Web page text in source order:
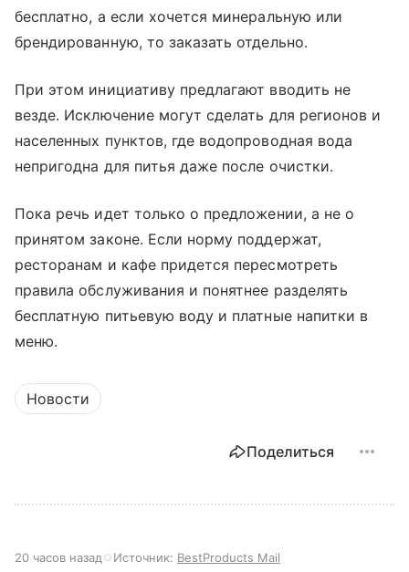
бесплатно, а если хочется минеральную или
брендированную, то заказать отдельно.
При этом инициативу предлагают вводить не
везде. Исключение могут сделать для регионов и
населенных пунктов, где водопроводная вода
непригодна для питья даже после очистки.
Пока речь идет только о предложении, а не о
принятом законе. Если норму поддержат,
ресторанам и кафе придется пересмотреть
правила обслуживания и понятнее разделять
бесплатную питьевую воду и платные напитки в
меню.
Новости
Поделиться
20 часов назад Источник: BestProducts Mail